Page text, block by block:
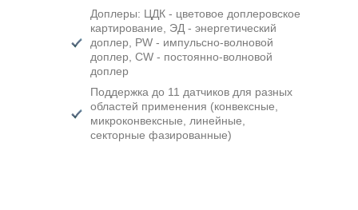
Доплеры: ЦДК - цветовое доплеровское
картирование, ЭД - энергетический
доплер, PW - импульсно-волновой
доплер, CW - постоянно-волновой
доплер
Поддержка до 11 датчиков для разных
областей применения (конвексные,
микроконвексные, линейные,
секторные фазированные)